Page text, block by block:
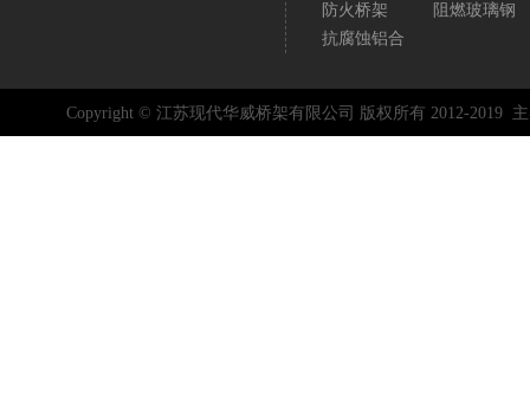
防火桥架
阻燃玻璃钢
抗腐蚀铝合
Copyright © 江苏现代华威桥架有限公司 版权所有 2012-2019